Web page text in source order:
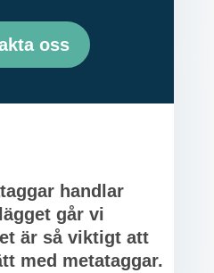
oss
handlar
går vi
är så viktigt att
med metataggar.